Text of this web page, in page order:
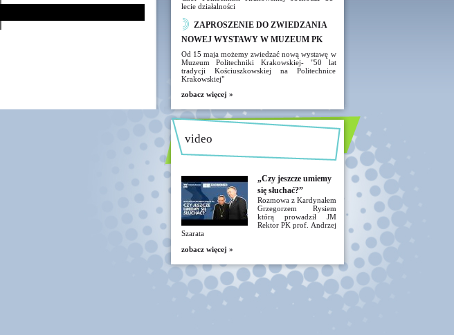
lecie działalności
ZAPROSZENIE DO ZWIEDZANIA
NOWEJ WYSTAWY W MUZEUM PK
Od 15 maja możemy zwiedzać nową wystawę w
Muzeum Politechniki Krakowskiej- "50 lat
tradycji Kościuszkowskiej na Politechnice
Krakowskiej"
zobacz więcej »
video
„Czy jeszcze umiemy
się słuchać?”
Rozmowa z Kardynałem
Grzegorzem Rysiem
którą prowadził JM
Rektor PK prof. Andrzej
Szarata
zobacz więcej »